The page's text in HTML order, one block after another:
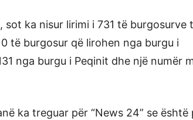
ka nisur lirimi i 731 të burgosurve
të burgosur që lirohen nga burgu i
nga burgu i Peqinit dhe një numër
ka treguar për “News 24” se është